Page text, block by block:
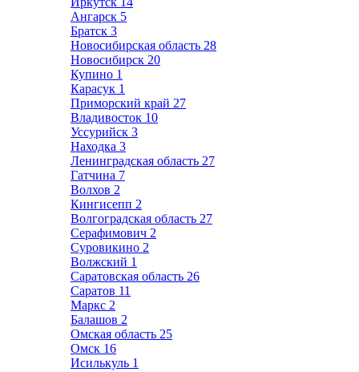
Ангарск 5
Братск 3
Новосибирская область 28
Новосибирск 20
Купино 1
Карасук 1
Приморский край 27
Владивосток 10
Уссурийск 3
Находка 3
Ленинградская область 27
Гатчина 7
Волхов 2
Кингисепп 2
Волгоградская область 27
Серафимович 2
Суровикино 2
Волжский 1
Саратовская область 26
Саратов 11
Маркс 2
Балашов 2
Омская область 25
Омск 16
Исилькуль 1